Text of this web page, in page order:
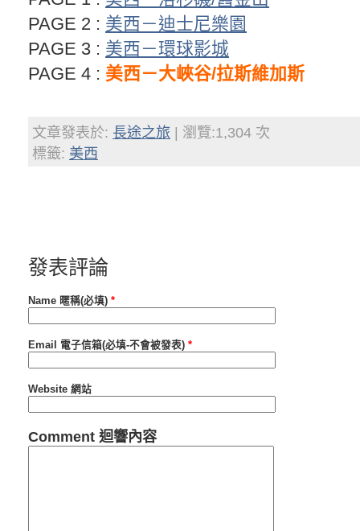
PAGE 2 : 美西－迪士尼樂園
PAGE 3 : 美西－環球影城
PAGE 4 : 美西－大峽谷/拉斯維加斯
文章發表於: 長途之旅 | 瀏覽:1,304 次
標籤: 美西
發表評論
Name 暱稱(必填) *
Email 電子信箱(必填-不會被發表) *
Website 網站
Comment 迴響內容